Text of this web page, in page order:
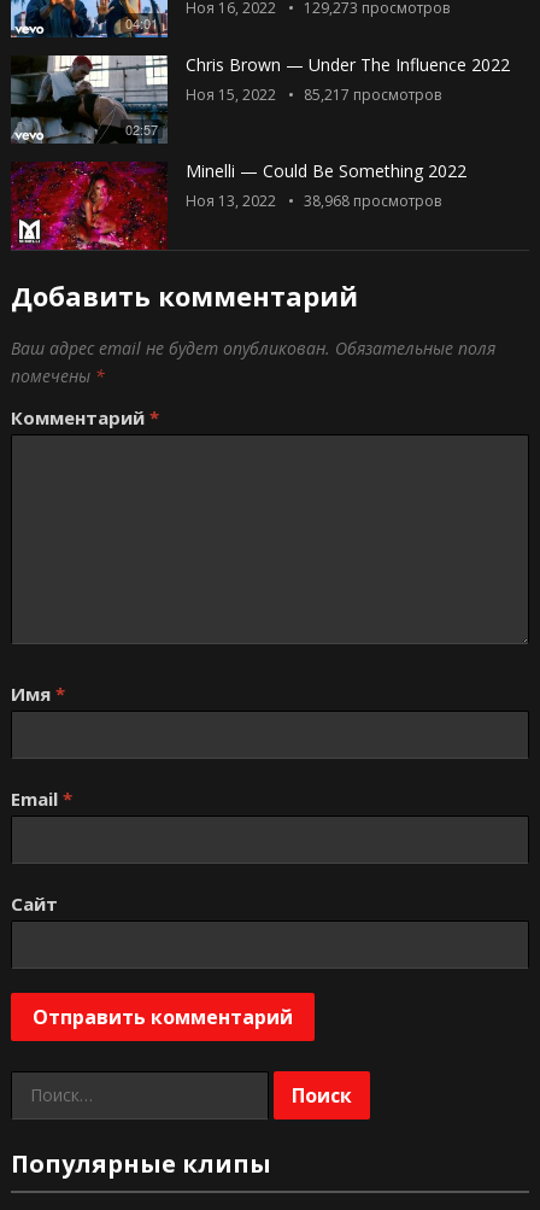
04:01
Ноя 16, 2022 129,273 просмотров
02:57
Chris Brown — Under The Influence 2022
Ноя 15, 2022 85,217 просмотров
Minelli — Could Be Something 2022
Ноя 13, 2022 38,968просмотров
Добавить комментарий
Ваш адрес email не будет опубликован. Обязательные поля
помечены *
Комментарий *
Имя *
Email *
Сайт
Найти:
Популярные клипы